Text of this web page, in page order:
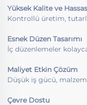
Yüksek Kalite ve
Kontrollü üretim,
Esnek Düzen Tasarımı
İç düzenlemeler
Maliyet Etkin Çözüm
Düşük iş gücü,
Çevre Dostu